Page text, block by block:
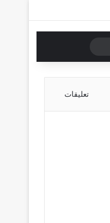
تعليقات